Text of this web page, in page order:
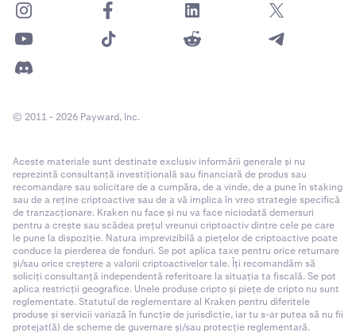
© 2011 - 2026 Payward, Inc.
Aceste materiale sunt destinate exclusiv informării generale și nu
reprezintă consultanță investițională sau financiară de produs sau
recomandare sau solicitare de a cumpăra, de a vinde, de a pune în staking
sau de a reține criptoactive sau de a vă implica în vreo strategie specifică
de tranzacționare. Kraken nu face și nu va face niciodată demersuri
pentru a crește sau scădea prețul vreunui criptoactiv dintre cele pe care
le pune la dispoziție. Natura imprevizibilă a piețelor de criptoactive poate
conduce la pierderea de fonduri. Se pot aplica taxe pentru orice returnare
și/sau orice creștere a valorii criptoactivelor tale. Îți recomandăm să
soliciți consultanță independentă referitoare la situația ta fiscală. Se pot
aplica restricții geografice. Unele produse cripto și piețe de cripto nu sunt
reglementate. Statutul de reglementare al Kraken pentru diferitele
produse și servicii variază în funcție de jurisdicție, iar tu s-ar putea să nu fii
protejat(ă) de scheme de guvernare și/sau protecție reglementară.